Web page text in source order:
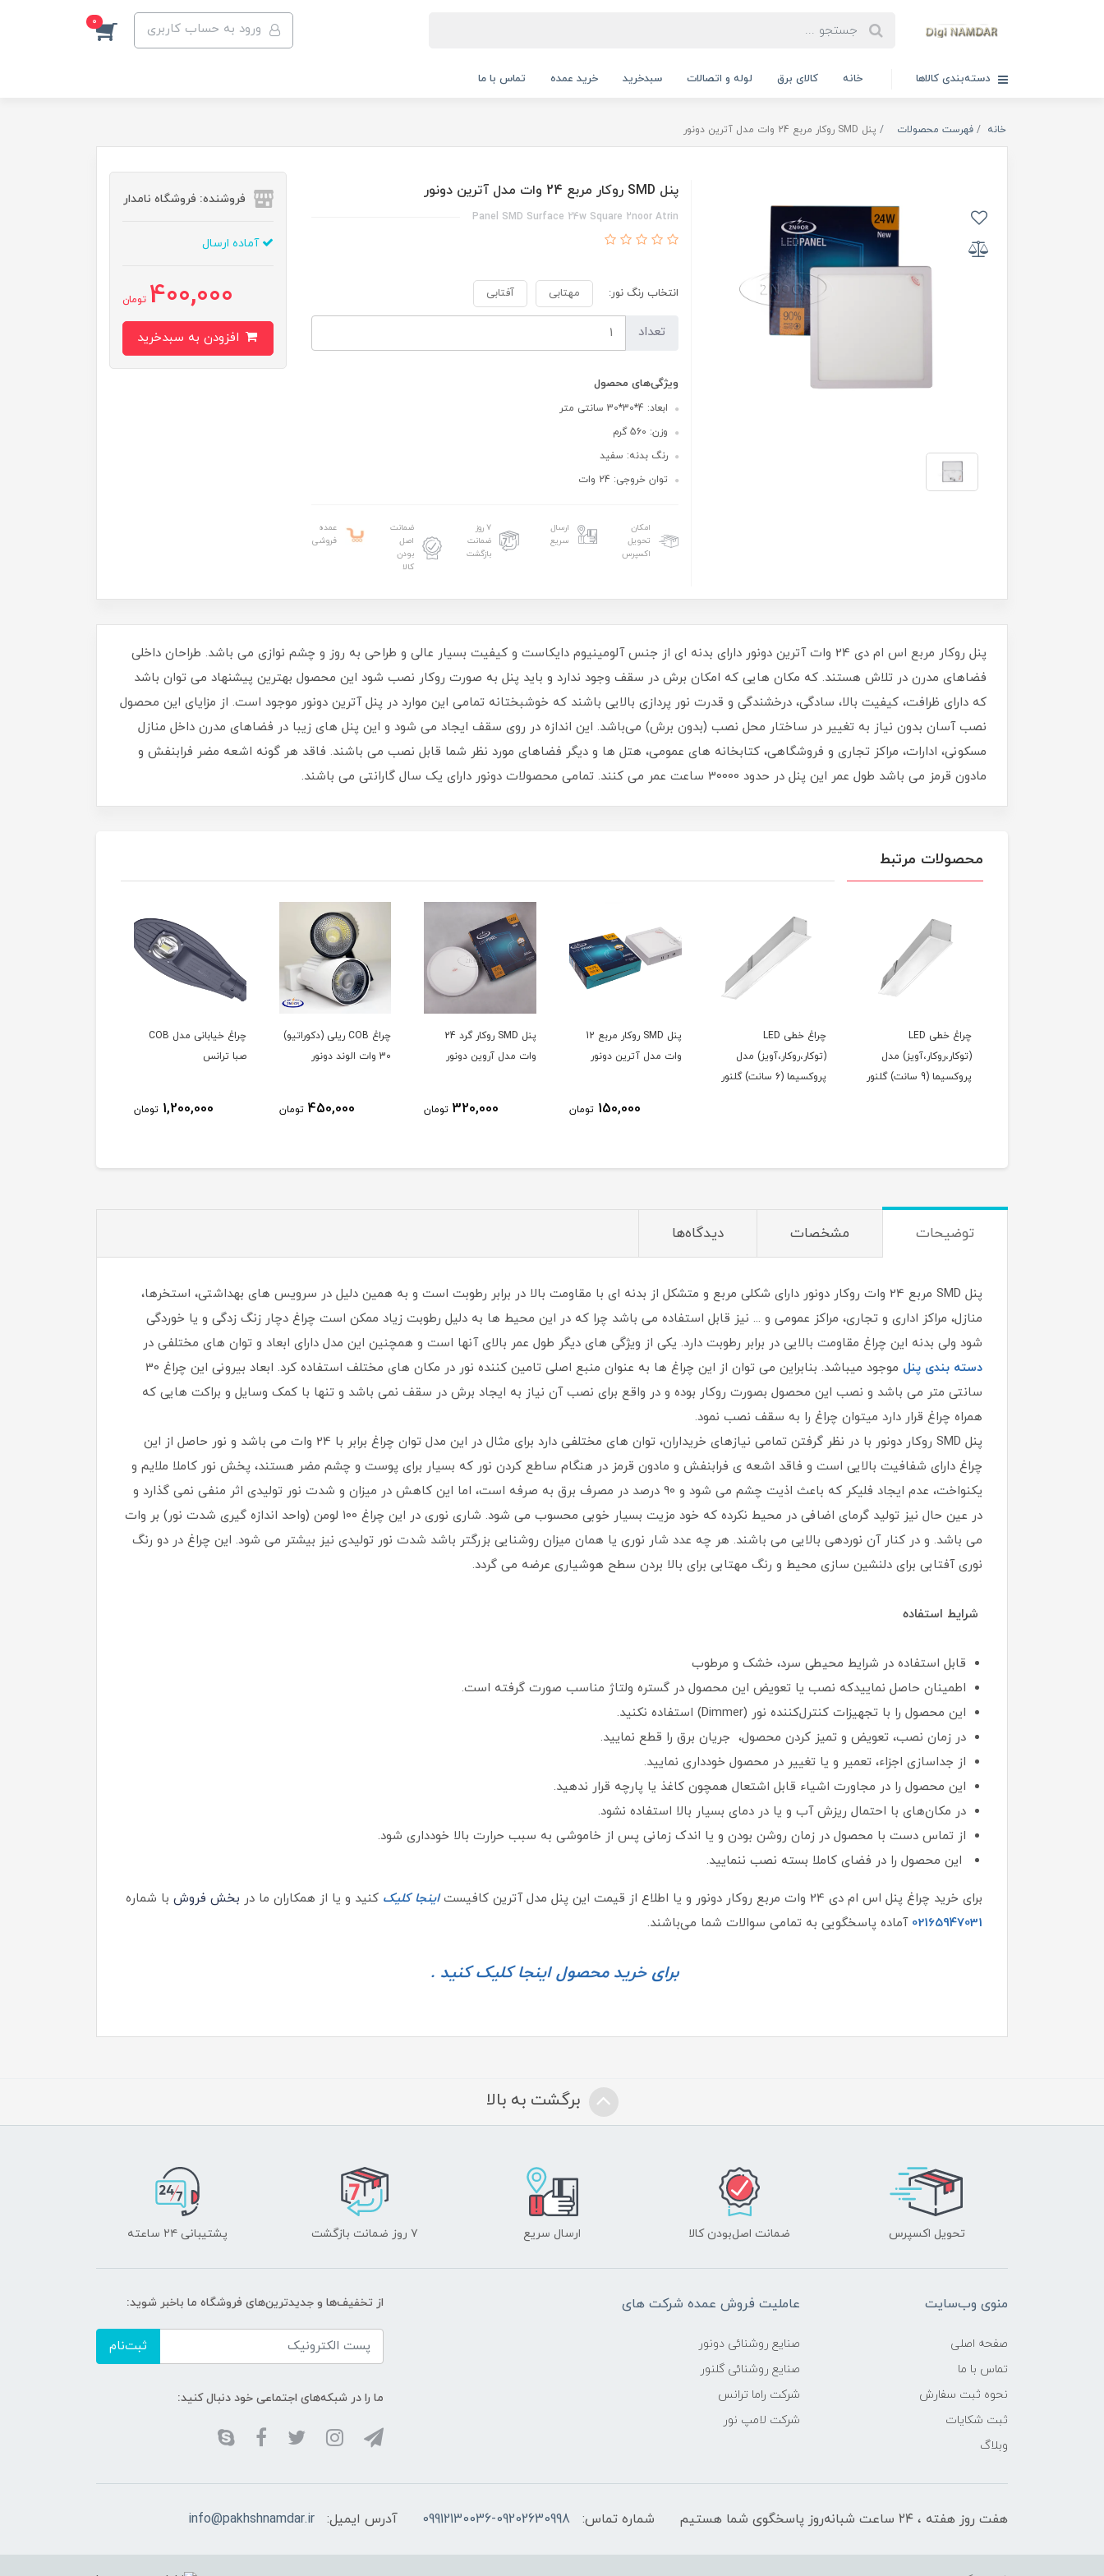
ورود به حساب کاربری 0
دسته‌بندی کالاها خانه کالای برق لوله و اتصالات سبدخرید خرید عمده تماس با ما
خانه فهرست محصولات پنل SMD روکار مربع 24 وات مدل آترین دونور
پنل SMD روکار مربع 24 وات مدل آترین دونور
Panel SMD Surface 24w Square 2noor Atrin
انتخاب رنگ نور: مهتابی آفتابی
تعداد
ویژگی‌های محصول
ابعاد: 4*30*30 سانتی متر
وزن: 560 گرم
رنگ بدنه: سفید
توان خروجی: 24 وات
امکان
تحویل
اکسپرس
ارسال
سریع
۷ روز
ضمانت
بازگشت
ضمانت
اصل
بودن
کالا
عمده
فروشی
فروشنده: فروشگاه نامدار
آماده ارسال
400,000 تومان
پنل روکار مربع اس ام دی 24 وات آترین دونور دارای بدنه ای از جنس آلومینیوم دایکاست و کیفیت بسیار عالی و طراحی به روز و چشم نوازی می باشد. طراحان داخلی
فضاهای مدرن در تلاش هستند. که مکان هایی که امکان برش در سقف وجود ندارد و باید پنل به صورت روکار نصب شود این محصول بهترین پیشنهاد می توان باشد
که دارای ظرافت، کیفیت بالا، سادگی، درخشندگی و قدرت نور پردازی بالایی باشند که خوشبختانه تمامی این موارد در پنل آترین دونور موجود است. از مزایای این محصول
نصب آسان بدون نیاز به تغییر در ساختار محل نصب (بدون برش) می‌باشد. این اندازه در روی سقف ایجاد می شود و این پنل های زیبا در فضاهای مدرن داخل منازل
مسکونی، ادارات، مراکز تجاری و فروشگاهی، کتابخانه های عمومی، هتل ها و دیگر فضاهای مورد نظر شما قابل نصب می باشند. فاقد هر گونه اشعه مضر فرابنفش و
مادون قرمز می باشد طول عمر این پنل در حدود 30000 ساعت عمر می کنند. تمامی محصولات دونور دارای یک سال گارانتی می باشند.
محصولات مرتبط
چراغ خطی LED
(توکار،روکار،آویز) مدل
پروکسیما (9 سانت) گلنور
چراغ خطی LED
(توکار،روکار،آویز) مدل
پروکسیما (6 سانت) گلنور
پنل SMD روکار مربع 12
وات مدل آترین دونور
150,000 تومان
پنل SMD روکار گرد 24
وات مدل آروین دونور
320,000 تومان
چراغ COB ریلی (دکوراتیو)
30 وات الوند دونور
450,000 تومان
چراغ خیابانی مدل COB
صبا ترانس
1,200,000 تومان
توضیحات مشخصات دیدگاه‌ها
پنل SMD مربع 24 وات روکار دونور دارای شکلی مربع و متشکل از بدنه ای با مقاومت بالا در برابر رطوبت است و به همین دلیل در سرویس های بهداشتی، استخرها،
منازل، مراکز اداری و تجاری، مراکز عمومی و ... نیز قابل استفاده می باشد چرا که در این محیط ها به دلیل رطوبت زیاد ممکن است چراغ دچار زنگ زدگی و یا خوردگی
شود ولی بدنه این چراغ مقاومت بالایی در برابر رطوبت دارد. یکی از ویژگی های دیگر طول عمر بالای آنها است و همچنین این مدل دارای ابعاد و توان های مختلفی در
دسته بندی پنل
موجود میباشد. بنابراین می توان از این چراغ ها به عنوان منبع اصلی تامین کننده نور در مکان های مختلف استفاده کرد. ابعاد بیرونی این چراغ 30
سانتی متر می باشد و نصب این محصول بصورت روکار بوده و در واقع برای نصب آن نیاز به ایجاد برش در سقف نمی باشد و تنها با کمک وسایل و براکت هایی که
همراه چراغ قرار دارد میتوان چراغ را به سقف نصب نمود.
پنل SMD روکار دونور با در نظر گرفتن تمامی نیازهای خریداران، توان های مختلفی دارد برای مثال در این مدل توان چراغ برابر با 24 وات می باشد و نور حاصل از این
چراغ دارای شفافیت بالایی است و فاقد اشعه ی فرابنفش و مادون قرمز در هنگام ساطع کردن نور که بسیار برای پوست و چشم مضر هستند، پخش نور کاملا ملایم و
یکنواخت، عدم ایجاد فلیکر که باعث اذیت چشم می شود و 90 درصد در مصرف برق به صرفه است، اما این کاهش در میزان و شدت نور تولیدی اثر منفی نمی گذارد و
در عین حال نیز تولید گرمای اضافی در محیط نکرده که خود مزیت بسیار خوبی محسوب می شود. شاری نوری در این چراغ 100 لومن (واحد اندازه گیری شدت نور) بر وات
می باشد. و در کنار آن نوردهی بالایی می باشند. هر چه عدد شار نوری یا همان میزان روشنایی بزرگتر باشد شدت نور تولیدی نیز بیشتر می شود. این چراغ در دو رنگ
نوری آفتابی برای دلنشین سازی محیط و رنگ مهتابی برای بالا بردن سطح هوشیاری عرضه می گردد.
شرایط استفاده
قابل استفاده در شرایط محیطی سرد، خشک و مرطوب
اطمینان حاصل نماییدکه نصب یا تعویض این محصول در گستره ولتاژ مناسب صورت گرفته است.
این محصول را با تجهیزات کنترل‌کننده نور (Dimmer) استفاده نکنید.
در زمان نصب، تعویض و تمیز کردن محصول، جریان برق را قطع نمایید.
از جداسازی اجزاء، تعمیر و یا تغییر در محصول خودداری نمایید.
این محصول را در مجاورت اشیاء قابل اشتعال همچون کاغذ یا پارچه قرار ندهید.
در مکان‌های با احتمال ریزش آب و یا در دمای بسیار بالا استفاده نشود.
از تماس دست با محصول در زمان روشن بودن و یا اندک زمانی پس از خاموشی به سبب حرارت بالا خودداری شود.
این محصول را در فضای کاملا بسته نصب ننمایید.
برای خرید چراغ پنل اس ام دی 24 وات مربع روکار دونور و یا اطلاع از قیمت این پنل مدل آترین کافیست اینجا کلیک کنید و یا از همکاران ما در بخش فروش با شماره
02165947031 آماده پاسخگویی به تمامی سوالات شما می‌باشند.
برای خرید محصول اینجا کلیک کنید .
برگشت به بالا
تحویل اکسپرس ضمانت اصل‌بودن کالا ارسال سریع ۷ روز ضمانت بازگشت پشتیبانی ۲۴ ساعته
منوی وب‌سایت
صفحه اصلی
تماس با ما
نحوه ثبت سفارش
ثبت شکایات
وبلاگ
عاملیت فروش عمده شرکت های
صنایع روشنائی دونور
صنایع روشنائی گلنور
شرکت راما ترانس
شرکت لامپ نور
از تخفیف‌ها و جدیدترین‌های فروشگاه ما باخبر شوید:
ثبت‌نام
ما را در شبکه‌های اجتماعی خود دنبال کنید:
هفت روز هفته ، ۲۴ ساعت شبانه‌روز پاسخگوی شما هستیم شماره تماس: 09912130036-09202630998 آدرس ایمیل: info@pakhshnamdar.ir